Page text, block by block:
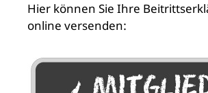
Hier können Sie Ihre
online versenden: